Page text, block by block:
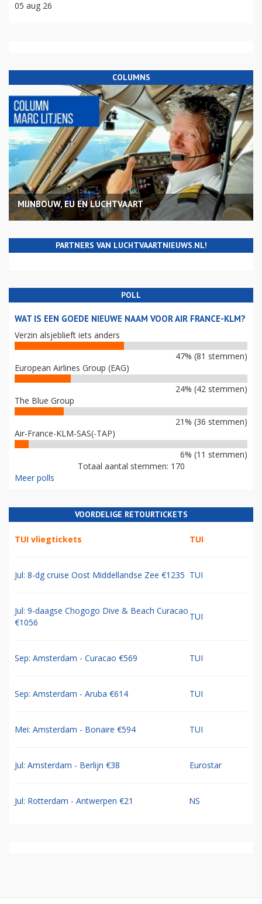
05 aug 26
COLUMNS
MIJNBOUW, EU EN LUCHTVAART
PARTNERS VAN LUCHTVAARTNIEUWS.NL!
POLL
WAT IS EEN GOEDE NIEUWE NAAM VOOR AIR FRANCE-KLM?
Verzin alsjeblieft iets anders
47% (81 stemmen)
European Airlines Group (EAG)
24% (42 stemmen)
The Blue Group
21% (36 stemmen)
Air-France-KLM-SAS(-TAP)
6% (11 stemmen)
Totaal aantal stemmen: 170
Meer polls
VOORDELIGE RETOURTICKETS
TUI vliegtickets TUI
Jul: 8-dg cruise Oost Middellandse Zee €1235 TUI
Jul: 9-daagse Chogogo Dive & Beach Curacao
€1056
TUI
Sep: Amsterdam - Curacao €569 TUI
Sep: Amsterdam - Aruba €614 TUI
Mei: Amsterdam - Bonaire €594 TUI
Jul: Amsterdam - Berlijn €38 Eurostar
Jul: Rotterdam - Antwerpen €21 NS